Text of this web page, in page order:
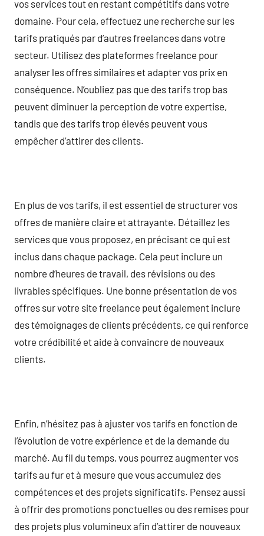
vos services tout en restant compétitifs dans votre
domaine. Pour cela, effectuez une recherche sur les
tarifs pratiqués par d’autres freelances dans votre
secteur. Utilisez des plateformes freelance pour
analyser les offres similaires et adapter vos prix en
conséquence. N’oubliez pas que des tarifs trop bas
peuvent diminuer la perception de votre expertise,
tandis que des tarifs trop élevés peuvent vous
empêcher d’attirer des clients.
En plus de vos tarifs, il est essentiel de structurer vos
offres de manière claire et attrayante. Détaillez les
services que vous proposez, en précisant ce qui est
inclus dans chaque package. Cela peut inclure un
nombre d’heures de travail, des révisions ou des
livrables spécifiques. Une bonne présentation de vos
offres sur votre site freelance peut également inclure
des témoignages de clients précédents, ce qui renforce
votre crédibilité et aide à convaincre de nouveaux
clients.
Enfin, n’hésitez pas à ajuster vos tarifs en fonction de
l’évolution de votre expérience et de la demande du
marché. Au fil du temps, vous pourrez augmenter vos
tarifs au fur et à mesure que vous accumulez des
compétences et des projets significatifs. Pensez aussi
à offrir des promotions ponctuelles ou des remises pour
des projets plus volumineux afin d’attirer de nouveaux